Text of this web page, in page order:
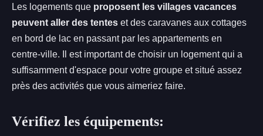
Les logements que proposent les villages vacances
peuvent aller des tentes et des caravanes aux cottages
en bord de lac en passant par les appartements en
centre-ville. Il est important de choisir un logement qui a
suffisamment d'espace pour votre groupe et situé assez
près des activités que vous aimeriez faire.
Vérifiez les équipements: